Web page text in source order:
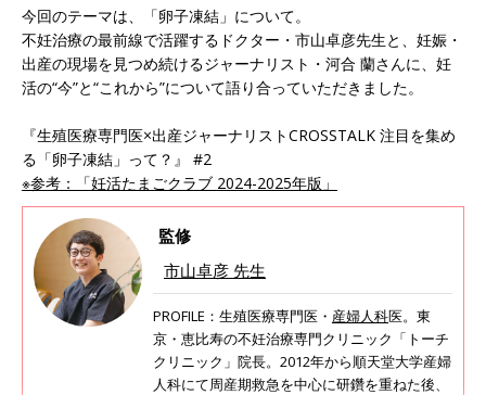
今回のテーマは、「卵子凍結」について。
不妊治療の最前線で活躍するドクター・市山卓彦先生と、妊娠・
出産の現場を見つめ続けるジャーナリスト・河合 蘭さんに、妊
活の“今”と“これから”について語り合っていただきました。
『生殖医療専門医×出産ジャーナリストCROSSTALK 注目を集め
る「卵子凍結」って？』 #2
※参考：「妊活たまごクラブ 2024-2025年版」
監修
市山卓彦 先生
PROFILE：生殖医療専門医・ 産婦人科医。東
京・恵比寿の不妊治療専門クリニック「トーチ
クリニック」院長。2012年から順天堂大学産婦
人科にて周産期救急を中心に研鑽を重ねた後、